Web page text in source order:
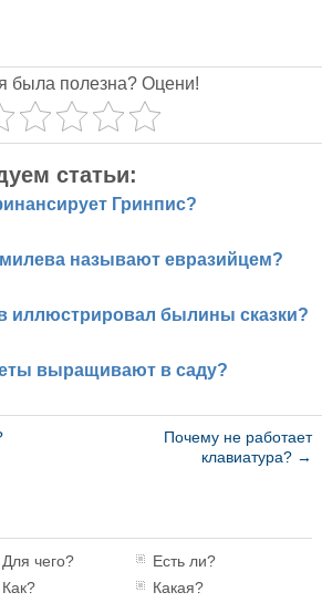
была полезна? Оцени!
статьи:
Гринпис?
называют евразийцем?
иллюстрировал былины сказки?
выращивают в саду?
Почему не работает
клавиатура? →
Для чего?
Есть ли?
Как?
Какая?